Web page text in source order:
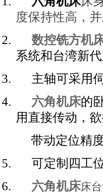
度保持性高，
2.
数控铣方机
系统和台湾新
3.
主轴可采用
4.
六角机床的
用直接传动，
带动定位精度
5.
可定制四工
6.
六角机床床